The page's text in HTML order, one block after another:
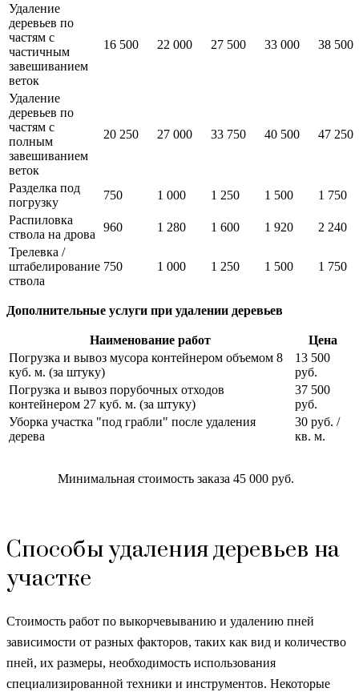
Удаление
деревьев по
частям с
частичным
завешиванием
веток
16 500 22 000 27 500 33 000 38 500
Удаление
деревьев по
частям с
полным
завешиванием
веток
20 250 27 000 33 750 40 500 47 250
Разделка под
погрузку
750 1 000 1 250 1 500
1 750
Распиловка
ствола на дрова
960 1 280 1 600 1 920
2 240
Трелевка /
штабелирование
ствола
750 1 000 1 250 1 500 1 750
Дополнительные услуги при удалении деревьев
Наименование работ
Цена
Погрузка и вывоз мусора контейнером объемом 8
куб. м. (за штуку)
13 500
руб.
Погрузка и вывоз порубочных отходов
контейнером 27 куб. м. (за штуку)
37 500
руб.
Уборка участка "под грабли" после удаления
дерева
30 руб. /
кв. м.
Минимальная стоимость заказа 45 000 руб.
Способы удаления деревьев на
участке
Стоимость работ по выкорчевыванию и удалению пней
зависимости от разных факторов, таких как вид и количество
пней, их размеры, необходимость использования
специализированной техники и инструментов. Некоторые